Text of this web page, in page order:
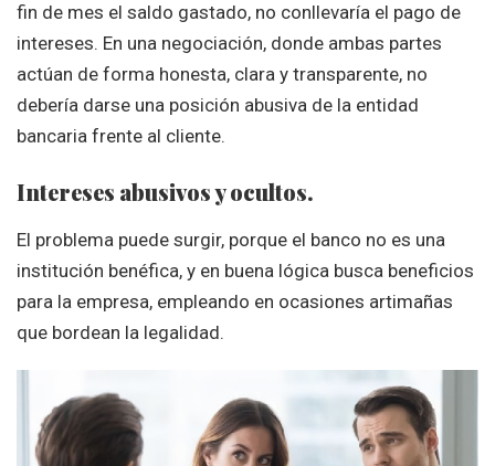
fin de mes el saldo gastado, no conllevaría el pago de
intereses. En una negociación, donde ambas partes
actúan de forma honesta, clara y transparente, no
debería darse una posición abusiva de la entidad
bancaria frente al cliente.
Intereses abusivos y ocultos.
El problema puede surgir, porque el banco no es una
institución benéfica, y en buena lógica busca beneficios
para la empresa, empleando en ocasiones artimañas
que bordean la legalidad.